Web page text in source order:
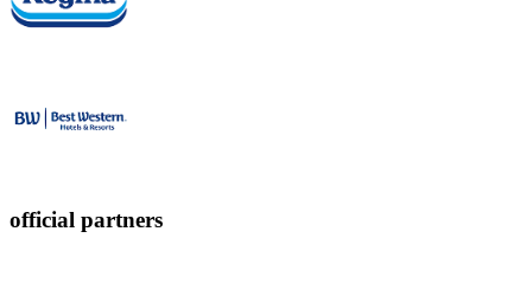
official partners